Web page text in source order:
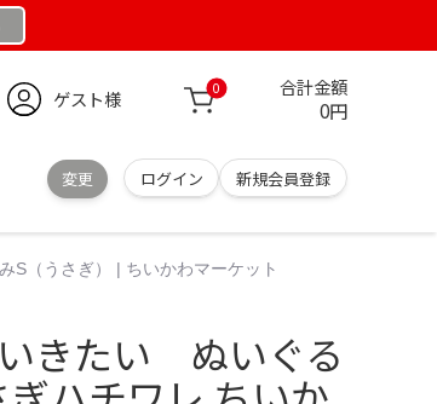
ゲスト様 0 合計金額
0円
変更 ログイン 新規会員登録
（うさぎ） | ちいかわマーケット
きたい ぬいぐる